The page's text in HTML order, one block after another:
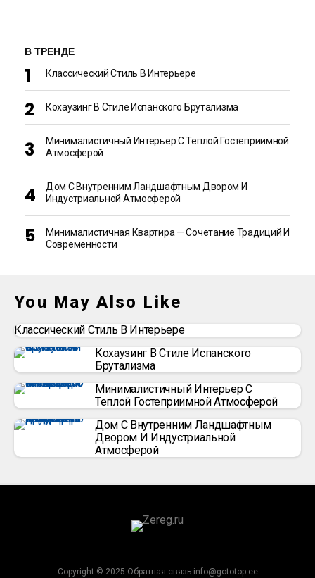
В ТРЕНДЕ
Классический Стиль В Интерьере
Кохаузинг В Стиле Испанского Брутализма
Минималистичный Интерьер С Теплой Гостеприимной
Атмосферой
Дом С Внутренним Ландшафтным Двором И
Индустриальной Атмосферой
Минималистичная Квартира — Сочетание Традиций И
Современности
You May Also Like
Классический Стиль В Интерьере
Кохаузинг В Стиле Испанского
Брутализма
Минималистичный Интерьер С
Теплой Гостеприимной Атмосферой
Дом С Внутренним Ландшафтным
Двором И Индустриальной
Атмосферой
Copyright © 2025 Обратная связь info@gototop.ee